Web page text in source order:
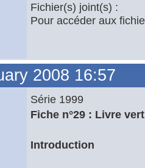
Fichier(s) joint(s) :
Pour accéder aux
2008 16:57
Série 1999
Fiche n°29 : Livre
Introduction